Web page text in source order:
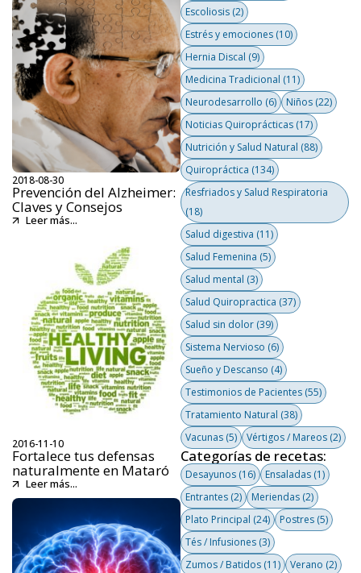
2018-08-30
Prevención del Alzheimer:
Claves y Consejos
Leer más...
2016-11-10
Fortalece tus defensas
naturalmente en Mataró
Leer más...
Escoliosis (2)
Estrés y emociones (10)
Hernia Discal (9)
Medicina Tradicional (11)
Neurodesarrollo (6) Niños (22)
Noticias Quiroprácticas (17)
Nutrición y Salud Natural (88)
Quiropráctica (134)
Resfriados y Salud Respiratoria
(18)
Salud digestiva (11)
Salud Femenina (5)
Salud mental (3)
Salud Quiropractica (37)
Salud sin dolor (39)
Sistema Nervioso (6)
Sueño y Descanso (4)
Testimonios de Pacientes (55)
Tratamiento Natural (38)
Vacunas (5) Vértigos / Mareos (2)
Categorías de recetas:
Desayunos (16) Ensaladas (1)
Entrantes (2) Meriendas (2)
Plato Principal (24) Postres (5)
Tés / Infusiones (3)
Zumos / Batidos (11) Verano (2)